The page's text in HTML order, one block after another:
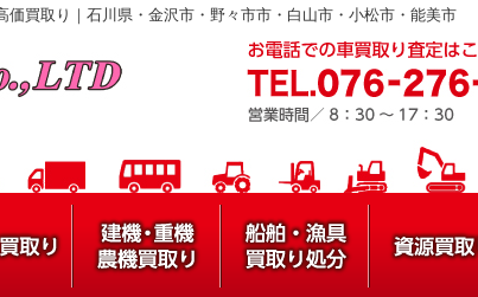
価買取り｜石川県・金沢市・野々市市・白山市・小松市・能美市